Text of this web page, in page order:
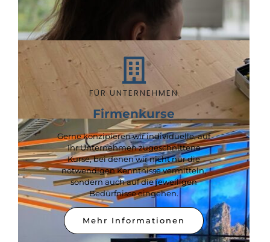
FÜR UNTERNEHMEN
Firmenkurse
Gerne konzipieren wir individuelle, auf
Ihr Unternehmen zugeschnittene
Kurse, bei denen wir nicht nur die
notwendigen Kenntnisse vermitteln,
sondern auch auf die jeweiligen
Bedürfnisse eingehen.
Mehr Informationen